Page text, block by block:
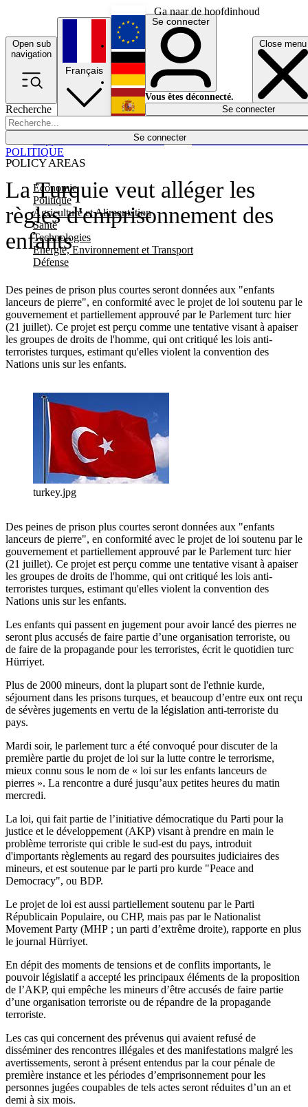
Ga naar de hoofdinhoud
Open sub
navigation
Close menu
Recherche
Se connecter
POLICY AREAS
Economie
Politique
Agriculture et Alimentation
Santé
Technologies
Energie, Environnement et Transport
Défense
Économie
Français
English
Deutsch
Español
Se connecter
Vous êtes déconnecté.
Se connecter
La Turquie veut alléger les
règles d'emprisonnement des
enfants
Des peines de prison plus courtes seront données aux "enfants
lanceurs de pierre", en conformité avec le projet de loi soutenu par le
gouvernement et partiellement approuvé par le Parlement turc hier
(21 juillet). Ce projet est perçu comme une tentative visant à apaiser
les groupes de droits de l'homme, qui ont critiqué les lois anti-
terroristes turques, estimant qu'elles violent la convention des
Nations unis sur les enfants.
POLITIQUE
turkey.jpg
Des peines de prison plus courtes seront données aux "enfants
lanceurs de pierre", en conformité avec le projet de loi soutenu par le
gouvernement et partiellement approuvé par le Parlement turc hier
(21 juillet). Ce projet est perçu comme une tentative visant à apaiser
les groupes de droits de l'homme, qui ont critiqué les lois anti-
terroristes turques, estimant qu'elles violent la convention des
Nations unis sur les enfants.
Les enfants qui passent en jugement pour avoir lancé des pierres ne
seront plus accusés de faire partie d’une organisation terroriste, ou
de faire de la propagande pour les terroristes, écrit le quotidien turc
Hürriyet.
Plus de 2000 mineurs, dont la plupart sont de l'ethnie kurde,
séjournent dans les prisons turques, et beaucoup d’entre eux ont reçu
de sévères jugements en vertu de la législation anti-terroriste du
pays.
Mardi soir, le parlement turc a été convoqué pour discuter de la
première partie du projet de loi sur la lutte contre le terrorisme,
mieux connu sous le nom de « loi sur les enfants lanceurs de
pierres ». La rencontre a duré jusqu’aux petites heures du matin
mercredi.
La loi, qui fait partie de l’initiative démocratique du Parti pour la
justice et le développement (AKP) visant à prendre en main le
problème terroriste qui crible le sud-est du pays, introduit
d'importants règlements au regard des poursuites judiciaires des
mineurs, et est soutenue par le parti pro kurde "Peace and
Democracy", ou BDP.
Le projet de loi est aussi partiellement soutenu par le Parti
Républicain Populaire, ou CHP, mais pas par le Nationalist
Movement Party (MHP ; un parti d’extrême droite), rapporte en plus
le journal Hürriyet.
En dépit des moments de tensions et de conflits importants, le
pouvoir législatif a accepté les principaux éléments de la proposition
de l’AKP, qui empêche les mineurs d’être accusés de faire partie
d’une organisation terroriste ou de répandre de la propagande
terroriste.
Les cas qui concernent des prévenus qui avaient refusé de
disséminer des rencontres illégales et des manifestations malgré les
avertissements, seront à présent entendus par la cour pénale de
première instance et les périodes d’emprisonnement pour les
personnes jugées coupables de tels actes seront réduites d’un an et
demi à six mois.